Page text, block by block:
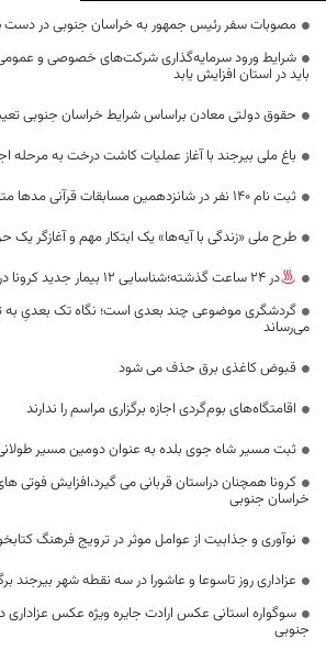
مصوبات سفر رئیس جمهور به خراسان جنوبی در
شرایط ورود سرمایه‌گذاری شرکت‌های خصوصی و
باید در استان افزایش یابد
حقوق دولتی معادن براساس شرایط خراسان جنوبی
باغ ملی بیرجند با آغاز عملیات کاشت درخت به مرحله
ثبت نام ۱۴۰ نفر در شانزدهمین مسابقات ‌قرآنی مدها متان خراسان جنوبی
طرح ملی «زندگی با آیه‌ها» یک ابتکار مهم و آغازگر
در 24 ساعت گذشته؛شناسایی 12 بیمار جدید کرونا در خراسان جنوبی
گردشگری موضوعی چند بعدی است؛ نگاه تک بعدیِ
می‌رساند
قبوض کاغذی برق حذف می شود
اقامتگاه‌های بوم‌گردی اجازه برگزاری مراسم را ندارند
ثبت مسیر شاه جوی بلده به عنوان دومین مسیر
خراسان جنوبی
نوآوری و جذابیت از عوامل موثر در ترویج فرهنگ
عزاداری روز تاسوعا و عاشورا در سه نقطه شهر بیرجند
سوگواره استانی عکس ارادت جایره ویژه عکس عزاداری
جنوبی